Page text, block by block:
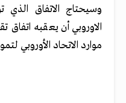
وسيحتاج الاتفاق
الاوروبي أن يعقبه
موارد الاتحاد الأوروبي